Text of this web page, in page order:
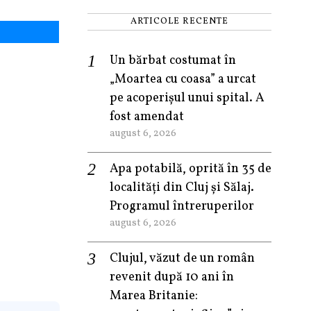
ARTICOLE RECENTE
Un bărbat costumat în
„Moartea cu coasa” a urcat
pe acoperișul unui spital. A
fost amendat
august 6, 2026
Apa potabilă, oprită în 35 de
localități din Cluj și Sălaj.
Programul întreruperilor
august 6, 2026
Clujul, văzut de un român
revenit după 10 ani în
Marea Britanie: